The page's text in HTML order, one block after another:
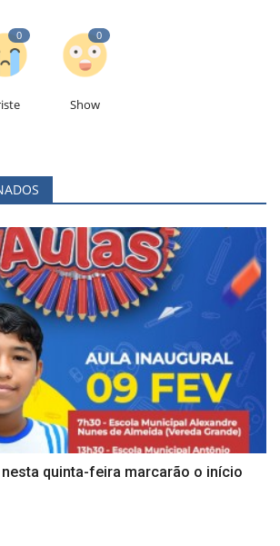
0 0
Show
quinta-feira marcarão o início